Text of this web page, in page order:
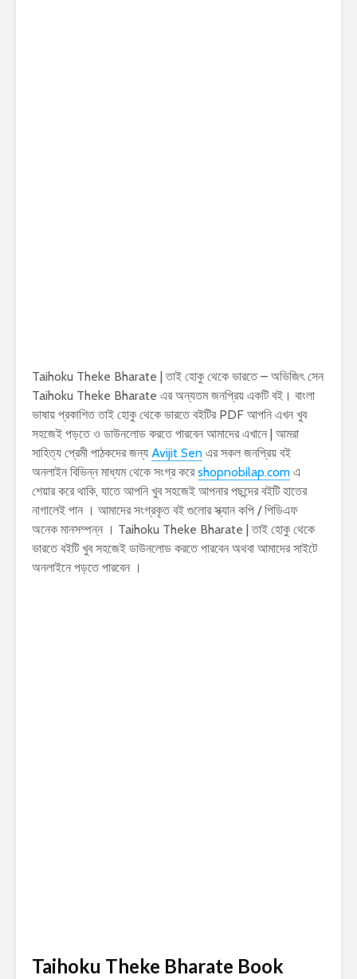
Taihoku Theke Bharate | তাই হোকু থেকে ভারতে – অভিজিৎ সেন
Taihoku Theke Bharate এর অন্যতম জনপ্রিয় একটি বই। বাংলা
ভাষায় প্রকাশিত তাই হোকু থেকে ভারতে বইটির PDF আপনি এখন খুব
সহজেই পড়তে ও ডাউনলোড করতে পারবেন আমাদের এখানে | আমরা
সাহিত্য প্রেমী পাঠকদের জন্য Avijit Sen এর সকল জনপ্রিয় বই
অনলাইন বিভিন্ন মাধ্যম থেকে সংগ্র করেshopnobilap.com এ
শেয়ার করে থাকি, যাতে আপনি খুব সহজেই আপনার পছন্দের বইটি হাতের
নাগালেই পান । আমাদের সংগ্রকৃত বই গুলোর স্ক্যান কপি / পিডিএফ
অনেক মানসম্পন্ন । Taihoku Theke Bharate | তাই হোকু থেকে
ভারতে বইটি খুব সহজেই ডাউনলোড করতে পারবেন অথবা আমাদের সাইটে
অনলাইনে পড়তে পারবেন ।
Taihoku Theke Bharate Book